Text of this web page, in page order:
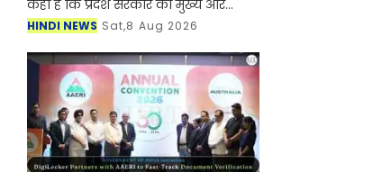
कहा है कि प्रदेश सरकार का मुख्य और
प्राथमिक लक्ष्य राज्य के नागरिकों को सुगम,
HINDI NEWS Sat,8 Aug 2026